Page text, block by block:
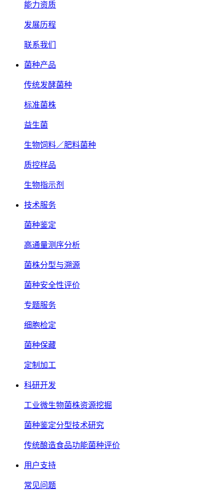
能力资质
发展历程
联系我们
菌种产品
传统发酵菌种
标准菌株
益生菌
生物饲料／肥料菌种
质控样品
生物指示剂
技术服务
菌种鉴定
高通量测序分析
菌株分型与溯源
菌种安全性评价
专题服务
细胞检定
菌种保藏
定制加工
科研开发
工业微生物菌株资源挖掘
菌种鉴定分型技术研究
传统酿造食品功能菌种评价
用户支持
常见问题